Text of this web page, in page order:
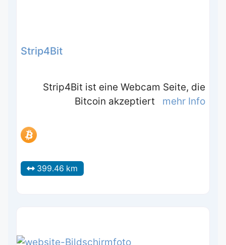
Strip4Bit
Strip4Bit ist eine Webcam Seite, die
Bitcoin akzeptiert mehr Info
399.46 km